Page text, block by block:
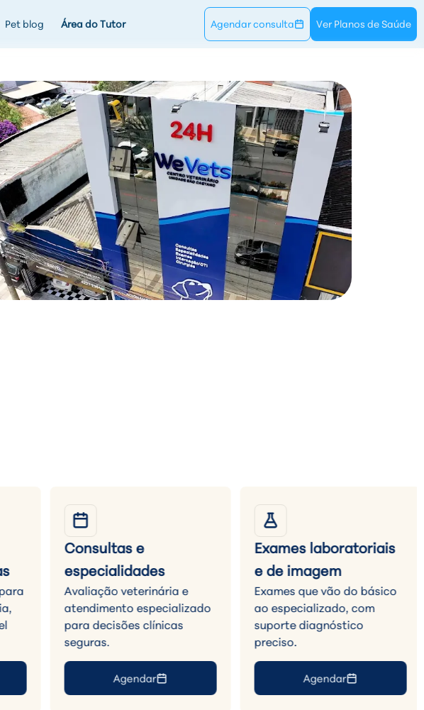
Pet blog Área do Tutor Agendar consulta Ver Planos de Saúde
Consultas e
especialidades
Avaliação veterinária e
atendimento especializado
para decisões clínicas
seguras.
Agendar
Exames laboratoriais
e de imagem
Exames que vão do básico
ao especializado, com
suporte diagnóstico
preciso.
Agendar